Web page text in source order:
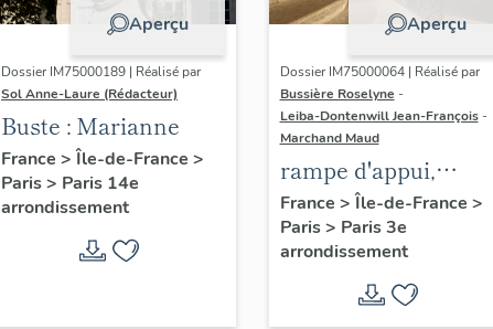
Aperçu
Dossier IM75000189 | Réalisé par
Sol Anne-Laure (Rédacteur)
Buste : Marianne
France > Île-de-France >
Paris> Paris 14e
arrondissement
Aperçu
Dossier IM75000064 | Réalisé par
Bussière Roselyne -
Leiba-Dontenwill Jean-François -
Marchand Maud
rampe d'appui,
escalier de la maison
à porte cochère dite
hôtel Le Lièvre de
La Grange
France > Île-de-France >
Paris> Paris 3e
arrondissement